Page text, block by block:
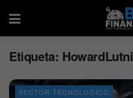
Etiqueta:
SECTOR TECNOLOGICO